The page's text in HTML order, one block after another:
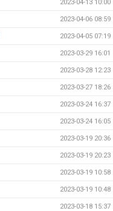
2023-04-13 10:00
2023-04-06 08:59
2023-04-05 07:19
2023-03-29 16:01
2023-03-28 12:23
2023-03-27 18:26
2023-03-24 16:37
2023-03-24 16:05
2023-03-19 20:36
2023-03-19 20:23
2023-03-19 10:58
2023-03-19 10:48
2023-03-18 15:37